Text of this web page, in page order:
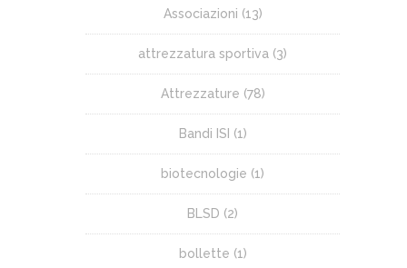
Associazioni (13)
attrezzatura sportiva (3)
Attrezzature (78)
Bandi ISI (1)
biotecnologie (1)
BLSD (2)
bollette (1)